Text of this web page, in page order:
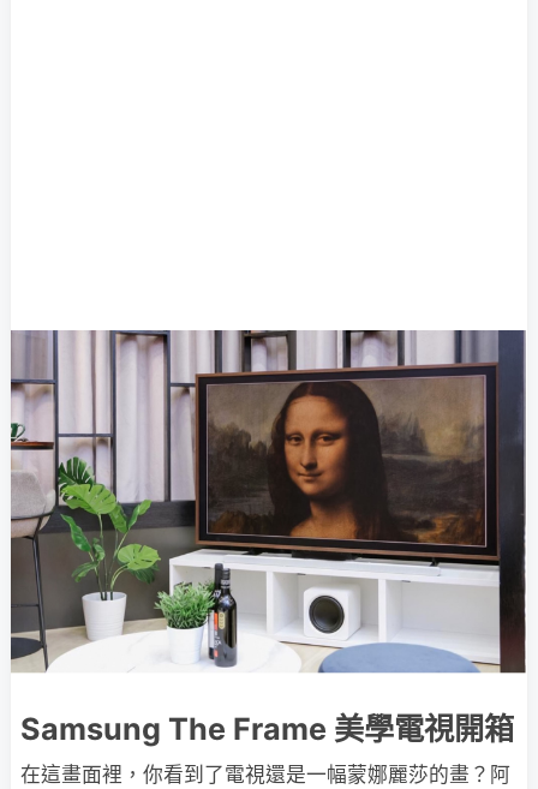
Samsung The Frame 美學電視開箱
在這畫面裡，你看到了電視還是一幅蒙娜麗莎的畫？阿